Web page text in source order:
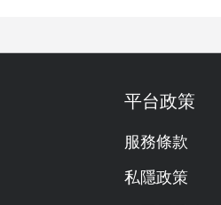
平台政策
服務條款
私隱政策